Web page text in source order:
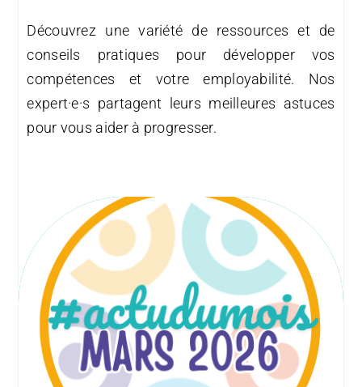
Découvrez une variété de ressources et de
conseils pratiques pour développer vos
compétences et votre employabilité. Nos
expert·e·s partagent leurs meilleures astuces
pour vous aider à progresser.